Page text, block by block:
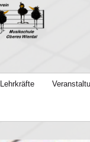
Lehrkräfte